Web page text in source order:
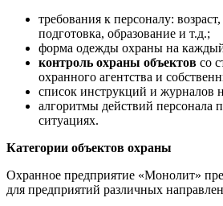
требования к персоналу:
подготовка, образование и т.д.;
форма одежды охраны на
контроль охраны объектов со
охранного агентства и
список инструкций и журналов
алгоритмы действий персонала
ситуациях.
Категории объектов охраны
Охранное предприятие «Монолит»
для предприятий различных